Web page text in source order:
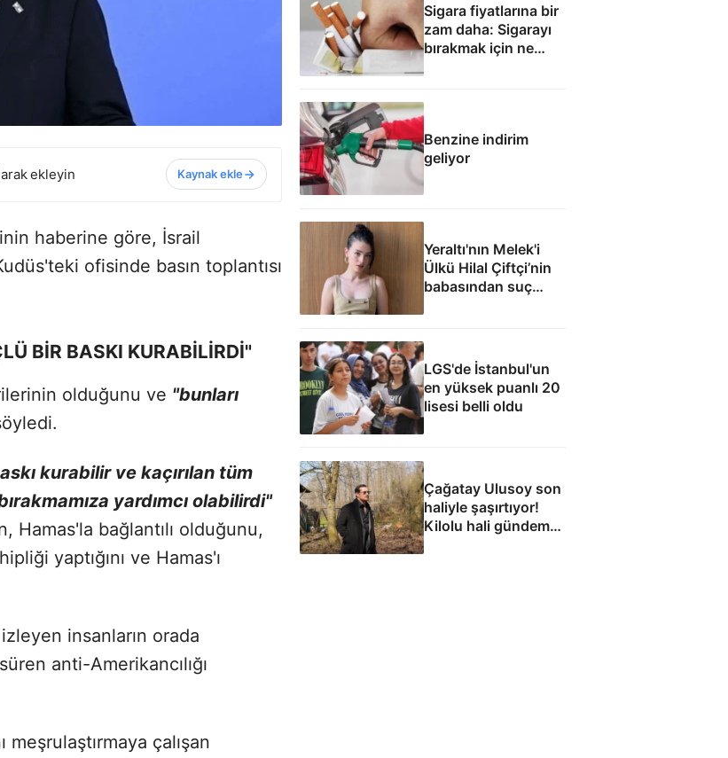
ekleyin Kaynak ekle
haberine göre, İsrail
ofisinde basın toplantısı
BİR BASKI KURABİLİRDİ"
olduğunu ve "bunları
kurabilir ve kaçırılan tüm
yardımcı olabilirdi"
Hamas'la bağlantılı olduğunu,
yaptığını ve Hamas'ı
insanların orada
anti-Amerikancılığı
meşrulaştırmaya çalışan
Sigara fiyatlarına bir
zam daha: Sigarayı
bırakmak için ne
Benzine indirim
geliyor
Yeraltı'nın Melek'i
Ülkü Hilal Çiftçi’nin
babasından suç
yaşadı
LGS'de İstanbul'un
en yüksek puanlı 20
lisesi belli oldu
Çağatay Ulusoy son
haliyle şaşırtıyor!
Kilolu hali gündem
oldu